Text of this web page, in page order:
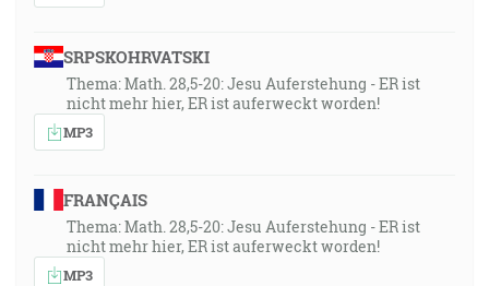
SRPSKOHRVATSKI
Thema: Math. 28,5-20: Jesu Auferstehung - ER ist
nicht mehr hier, ER ist auferweckt worden!
MP3
FRANÇAIS
Thema: Math. 28,5-20: Jesu Auferstehung - ER ist
nicht mehr hier, ER ist auferweckt worden!
MP3